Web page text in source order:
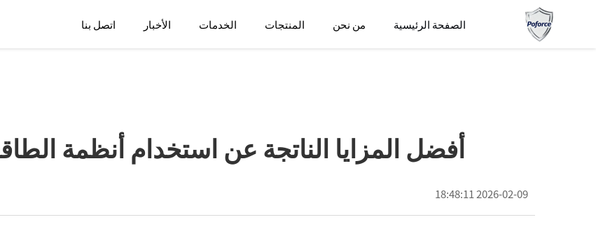
الصفحة الرئيسية من نحن المنتجات الخدمات الأخبار اتصل بنا
أفضل المزايا الناتجة عن استخدام أنظمة
2026-02-09 18:48:11